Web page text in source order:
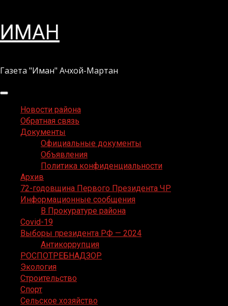
Перейти
кИМАН
Газета "Иман" Ачхой-Мартан
Основное
менюНовости района
Обратная связь
Документы
Официальные документы
Объявления
Политика конфиденциальности
Архив
72-годовщина Первого Президента ЧР
Информационные сообщения
В Прокуратуре района
Covid-19
Выборы президента РФ — 2024
Антикоррупция
РОСПОТРЕБНАДЗОР
Экология
Строительство
Спорт
Сельское хозяйство